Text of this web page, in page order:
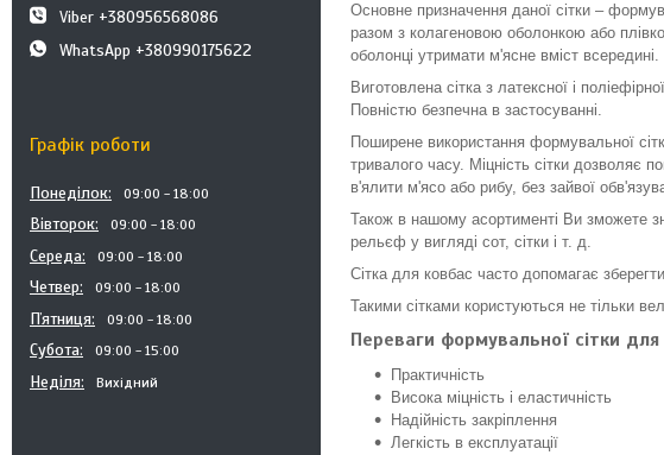
Viber +380956568086
WhatsApp +380990175622
Графік роботи
Понеділок 09:00 18:00
Вівторок 09:00 18:00
Середа 09:00 18:00
Четвер 09:00 18:00
Пʼятниця 09:00 18:00
Субота 09:00 15:00
Неділя Вихідний
Основне призначення даної сітки –
разом з колагеновою оболонкою або
оболонці утримати м'ясне вміст
Виготовлена сітка з латексної і
Повністю безпечна в застосуванні.
Поширене використання формувальної
тривалого часу. Міцність сітки дозволяє
в'ялити м'ясо або рибу, без зайвої
Також в нашому асортименті Ви зможете
рельєф у вигляді сот, сітки і т. д.
Сітка для ковбас часто допомагає
Такими сітками користуються не тільки
Переваги формувальної сітки
Практичність
Висока міцність і еластичність
Надійність закріплення
Легкість в експлуатації